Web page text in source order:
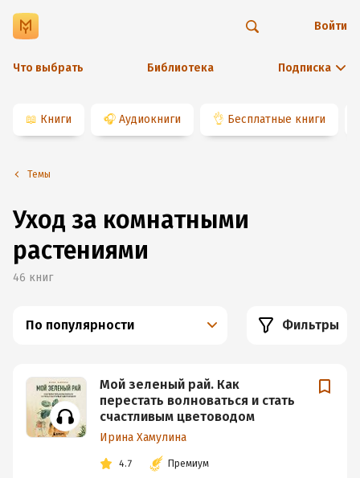
Что выбрать Библиотека Подписка
Войти
📖 Книги 🎧 Аудиокниги 👌 Бесплатные книги
Темы
Уход за комнатными
растениями
46 книг
По популярности Фильтры
Мой зеленый рай. Как
перестать волноваться и стать
счастливым цветоводом
Ирина Хамулина
4.7 Премиум